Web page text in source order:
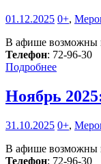
01.12.2025 0+,
В афише возможны
Телефон: 72-96-30
Подробнее
Ноябрь
31.10.2025 0+,
В афише возможны
Телефон: 72-96-30